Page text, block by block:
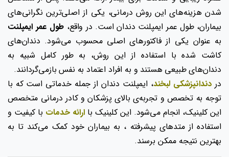
شدن هزینه‌های این روش درمانی، یکی از اصلی‌ترین نگرانی‌های
بیماران، طول عمر ایمپلنت دندان است. در واقع، طول عمر ایمپلنت
به ‌عنوان یکی از فاکتورهای اصلی محسوب می‌شود. دندان‌های
کاشت شده با استفاده از این روش، به طور کامل شبیه به
دندان‌های طبیعی هستند و به افراد اعتماد به نفس بازمی‌گردانند.
در دندانپزشکی لبخند، ایمپلنت دندان از جمله خدماتی است که با
توجه به تخصص و تجربه‌ی بالای پزشکان و کادر درمانی متخصص
این کلینیک، انجام می‌شود. این کلینیک باارائه خدمات با کیفیت و
استفاده از متدهای پیشرفته ، به بیماران خود کمک می‌کند تا به
بهترین نتیجه ممکن برسند.